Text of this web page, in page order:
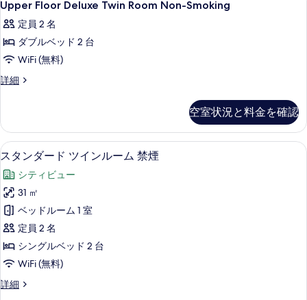
て
の
写
真
を
す
る
の
詳
細
Floor
Deluxe
Twin
Room
Non-
す
べ
て
の
写
真
を
表
示
す
Upper Floor Deluxe Twin Room Non-Smoking
定員 2 名
ダブルベッド 2 台
WiFi (無料)
詳細
Upper
Room
Non-
Smoking
詳
細
空室状況と料金を確認
ス
タ
ン
ダ
ー
ド
ツ
イ
ン
2
スタンダード ツインルーム 禁煙
シティビュー
31 ㎡
ベッドルーム 1 室
定員 2 名
シングルベッド 2 台
WiFi (無料)
詳細
ス